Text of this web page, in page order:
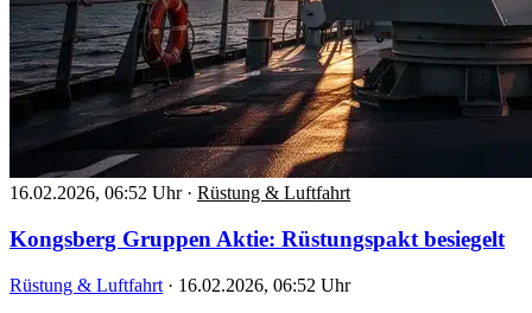
16.02.2026, 06:52 Uhr · Rüstung & Luftfahrt
Kongsberg Gruppen Aktie: Rüstungspakt besiegelt
Rüstung & Luftfahrt · 16.02.2026, 06:52 Uhr